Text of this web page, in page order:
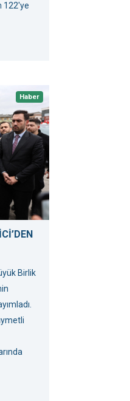
122'ye
Haber
Birlik